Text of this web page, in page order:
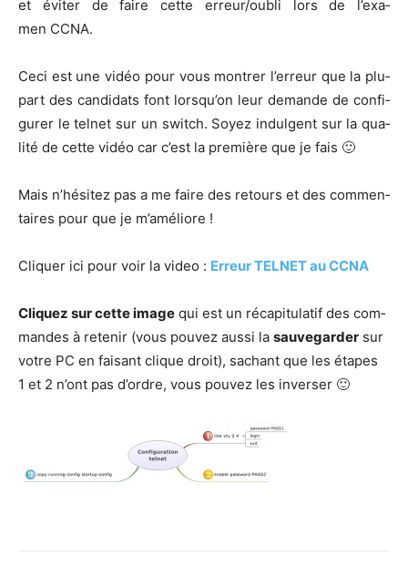
et évi­ter de faire cette erreur/oubli lors de l’exa­
men CCNA.
Ceci est une vidéo pour vous mon­trer l’er­reur que la plu­
part des can­di­dats font lors­qu’on leur demande de confi­
gu­rer le tel­net sur un switch. Soyez indul­gent sur la qua­
li­té de cette vidéo car c’est la pre­mière que je fais 🙂
Mais n’hésitez pas a me faire des retours et des com­men­
taires pour que je m’améliore !
Cli­quer ici pour voir la video : Erreur TELNET au CCNA
Cli­quez sur cette image qui est un réca­pi­tu­la­tif des com­
mandes à rete­nir (vous pou­vez aus­si la sau­ve­gar­der sur
votre PC en fai­sant clique droit), sachant que les étapes
1 et 2 n’ont pas d’ordre, vous pou­vez les inverser 🙂